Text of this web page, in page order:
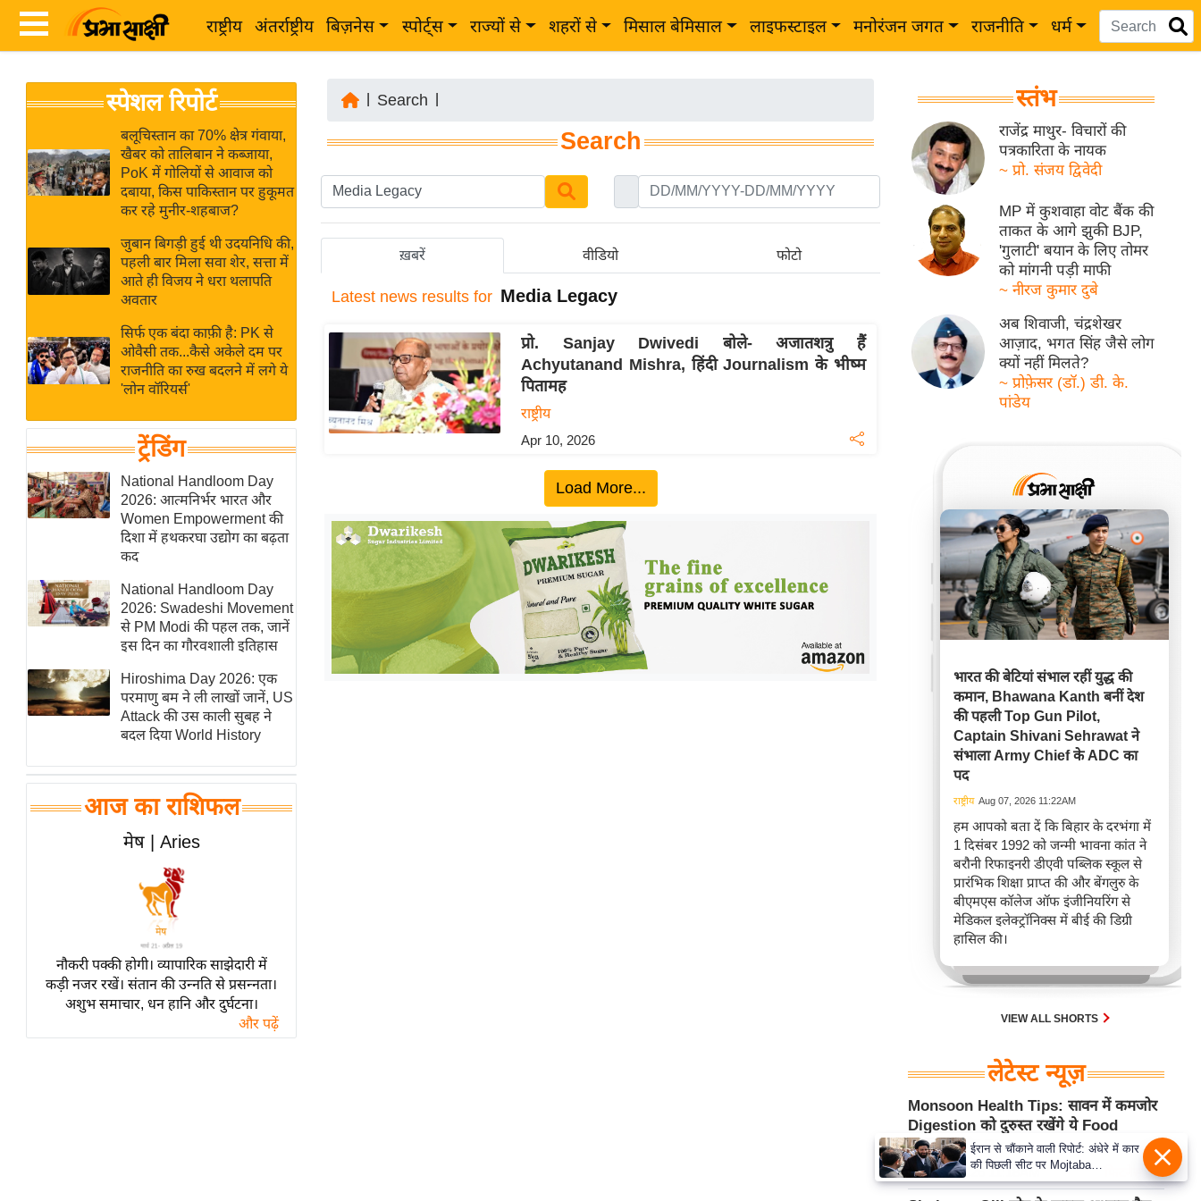
राष्ट्रीय अंतर्राष्ट्रीय बिज़नेस स्पोर्ट्स राज्यों से शहरों से मिसाल बेमिसाल लाइफस्टाइल मनोरंजन जगत राजनीति धर्म
News
Hindi
Hindi
Live
News in
Hindi
News
Hindi
Videos
ब
र
अंतर्राष्ट्रीय
बिज़नेस
उद्योग
विशेषज्ञ
राय
खेल
क्रिकेट
IPL
2026
मिसाल बेमिसाल
शख्सियत
यंग इंडिया
साहित्य जगत
ऑटो वर्ल्ड
न्यूज ब्रीफ
बॉलीवुड
हॉलीवुड
फिल्म समीक्षा
लाइफस्टाइल
टेक्नॉलॉजी
ब्यूटी/फैशन
घरेलू नुस्खे
स्पेशल रिपोर्ट
बलूचिस्तान का 70% क्षेत्र गंवाया,
खैबर को तालिबान ने कब्जाया,
PoK में गोलियों से आवाज को
दबाया, किस पाकिस्तान पर हुकूमत
कर रहे मुनीर-शहबाज?
जुबान बिगड़ी हुई थी उदयनिधि की,
पहली बार मिला सवा शेर, सत्ता में
आते ही विजय ने धरा थलापति
अवतार
सिर्फ एक बंदा काफ़ी है: PK से
ओवैसी तक...कैसे अकेले दम पर
राजनीति का रुख बदलने में लगे ये
'लोन वॉरियर्स'
ट्रेंडिंग
National Handloom Day
2026: आत्मनिर्भर भारत और
Women Empowerment की
दिशा में हथकरघा उद्योग का बढ़ता
कद
National Handloom Day
2026: Swadeshi Movement
से PM Modi की पहल तक, जानें
इस दिन का गौरवशाली इतिहास
Hiroshima Day 2026: एक
परमाणु बम ने ली लाखों जानें, US
Attack की उस काली सुबह ने
बदल दिया World History
आज का राशिफल
मेष | Aries
नौकरी पक्की होगी। व्यापारिक साझेदारी में
कड़ी नजर रखें। संतान की उन्नति से प्रसन्नता।
अशुभ समाचार, धन हानि और दुर्घटना।
और पढ़ें
Search
Search
ख़बरें वीडियो फोटो
Latest news results for Media Legacy
प्रो. Sanjay Dwivedi बोले- अजातशत्रु हैं
Achyutanand Mishra, हिंदी Journalism के भीष्म
पितामह
राष्ट्रीय
Apr 10, 2026
Load More...
स्तंभ
राजेंद्र माथुर- विचारों की
पत्रकारिता के नायक
~ प्रो. संजय द्विवेदी
MP में कुशवाहा वोट बैंक की
ताकत के आगे झुकी BJP,
'गुलाटी' बयान के लिए तोमर
को मांगनी पड़ी माफी
~ नीरज कुमार दुबे
अब शिवाजी, चंद्रशेखर
आज़ाद, भगत सिंह जैसे लोग
क्यों नहीं मिलते?
~ प्रोफ़ेसर (डॉ.) डी. के.
पांडेय
भारत की बेटियां संभाल रहीं युद्ध की
कमान, Bhawana Kanth बनीं देश
की पहली Top Gun Pilot,
Captain Shivani Sehrawat ने
संभाला Army Chief के ADC का
पद
राष्ट्रीय Aug 07, 2026 11:22AM
हम आपको बता दें कि बिहार के दरभंगा में
1 दिसंबर 1992 को जन्मी भावना कांत ने
बरौनी रिफाइनरी डीएवी पब्लिक स्कूल से
प्रारंभिक शिक्षा प्राप्त की और बेंगलुरु के
बीएमएस कॉलेज ऑफ इंजीनियरिंग से
मेडिकल इलेक्ट्रॉनिक्स में बीई की डिग्री
हासिल की।
VIEW ALL SHORTS
लेटेस्ट न्यूज़
Monsoon Health Tips: सावन में कमजोर
Digestion को दुरुस्त रखेंगे ये Food
Habits और Diet
Aug 07, 2026 11:18AM फिटनेस मंत्रा
ईरान से चौंकाने वाली रिपोर्ट: अंधेरे में कार
की पिछली सीट पर Mojtaba
Khamenei से मिले राष्ट्रपति, पहचान
पर बना सस्पेंस